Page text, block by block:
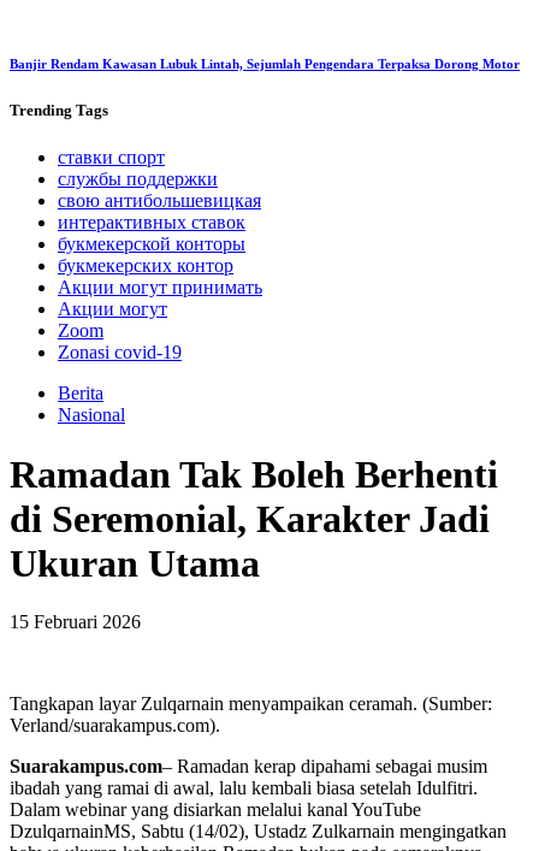
Banjir Rendam Kawasan Lubuk Lintah, Sejumlah Pengendara Terpaksa Dorong Motor
Trending Tags
ставки спорт
службы поддержки
свою антибольшевицкая
интерактивных ставок
букмекерской конторы
букмекерских контор
Акции могут принимать
Акции могут
Zoom
Zonasi covid-19
Berita
Nasional
Ramadan Tak Boleh Berhenti
di Seremonial, Karakter Jadi
Ukuran Utama
15 Februari 2026
Tangkapan layar Zulqarnain menyampaikan ceramah. (Sumber:
Verland/suarakampus.com).
Suarakampus.com– Ramadan kerap dipahami sebagai musim
ibadah yang ramai di awal, lalu kembali biasa setelah Idulfitri.
Dalam webinar yang disiarkan melalui kanal YouTube
DzulqarnainMS, Sabtu (14/02), Ustadz Zulkarnain mengingatkan